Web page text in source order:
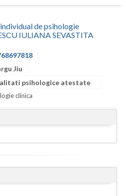
de psihologie
IULIANA SEVASTITA
Jiu
psihologice atestate
clinica